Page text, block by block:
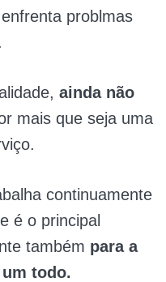
problmas
ainda não
mais que seja uma
continuamente
é o principal
também para a
todo.